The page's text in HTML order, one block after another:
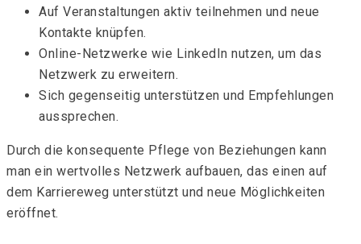
Auf Veranstaltungen aktiv teilnehmen und neue
Kontakte knüpfen.
Online-Netzwerke wie LinkedIn nutzen, um das
Netzwerk zu erweitern.
Sich gegenseitig unterstützen und Empfehlungen
aussprechen.
Durch die konsequente Pflege von Beziehungen kann
man ein wertvolles Netzwerk aufbauen, das einen auf
dem Karriereweg unterstützt und neue Möglichkeiten
eröffnet.